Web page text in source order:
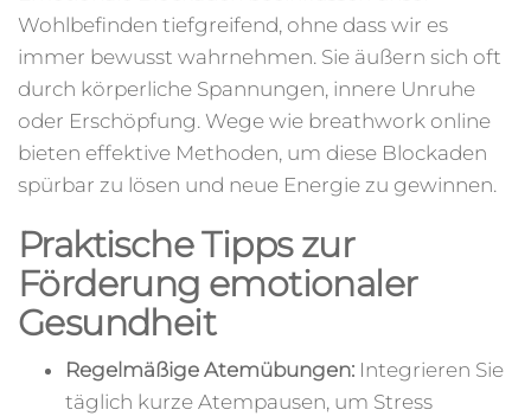
Wohlbefinden tiefgreifend, ohne dass wir es
immer bewusst wahrnehmen. Sie äußern sich oft
durch körperliche Spannungen, innere Unruhe
oder Erschöpfung. Wege wie breathwork online
bieten effektive Methoden, um diese Blockaden
spürbar zu lösen und neue Energie zu gewinnen.
Praktische Tipps zur
Förderung emotionaler
Gesundheit
Regelmäßige Atemübungen: Integrieren Sie
täglich kurze Atempausen, um Stress